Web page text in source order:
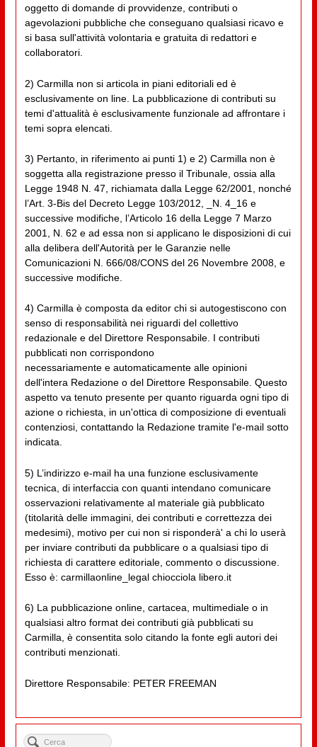
oggetto di domande di provvidenze, contributi o
agevolazioni pubbliche che conseguano qualsiasi ricavo e
si basa sull'attività volontaria e gratuita di redattori e
collaboratori.
2) Carmilla non si articola in piani editoriali ed è
esclusivamente on line. La pubblicazione di contributi su
temi d'attualità è esclusivamente funzionale ad affrontare i
temi sopra elencati.
3) Pertanto, in riferimento ai punti 1) e 2) Carmilla non è
soggetta alla registrazione presso il Tribunale, ossia alla
Legge 1948 N. 47, richiamata dalla Legge 62/2001, nonché
l’Art. 3-Bis del Decreto Legge 103/2012, _N. 4_16 e
successive modifiche, l’Articolo 16 della Legge 7 Marzo
2001, N. 62 e ad essa non si applicano le disposizioni di cui
alla delibera dell'Autorità per le Garanzie nelle
Comunicazioni N. 666/08/CONS del 26 Novembre 2008, e
successive modifiche.
4) Carmilla è composta da editor chi si autogestiscono con
senso di responsabilità nei riguardi del collettivo
redazionale e del Direttore Responsabile. I contributi
pubblicati non corrispondono
necessariamente e automaticamente alle opinioni
dell'intera Redazione o del Direttore Responsabile. Questo
aspetto va tenuto presente per quanto riguarda ogni tipo di
azione o richiesta, in un'ottica di composizione di eventuali
contenziosi, contattando la Redazione tramite l'e-mail sotto
indicata.
5) L’indirizzo e-mail ha una funzione esclusivamente
tecnica, di interfaccia con quanti intendano comunicare
osservazioni relativamente al materiale già pubblicato
(titolarità delle immagini, dei contributi e correttezza dei
medesimi), motivo per cui non si risponderà' a chi lo userà
per inviare contributi da pubblicare o a qualsiasi tipo di
richiesta di carattere editoriale, commento o discussione.
Esso è: carmillaonline_legal chiocciola libero.it
6) La pubblicazione online, cartacea, multimediale o in
qualsiasi altro format dei contributi già pubblicati su
Carmilla, è consentita solo citando la fonte egli autori dei
contributi menzionati.
Direttore Responsabile: PETER FREEMAN